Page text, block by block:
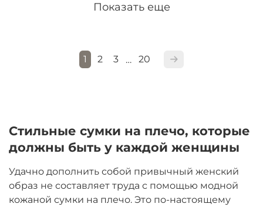
Показать еще
1 2 3 … 20
Стильные сумки на плечо, которые
должны быть у каждой женщины
Удачно дополнить собой привычный женский
образ не составляет труда с помощью модной
кожаной сумки на плечо. Это по-настоящему